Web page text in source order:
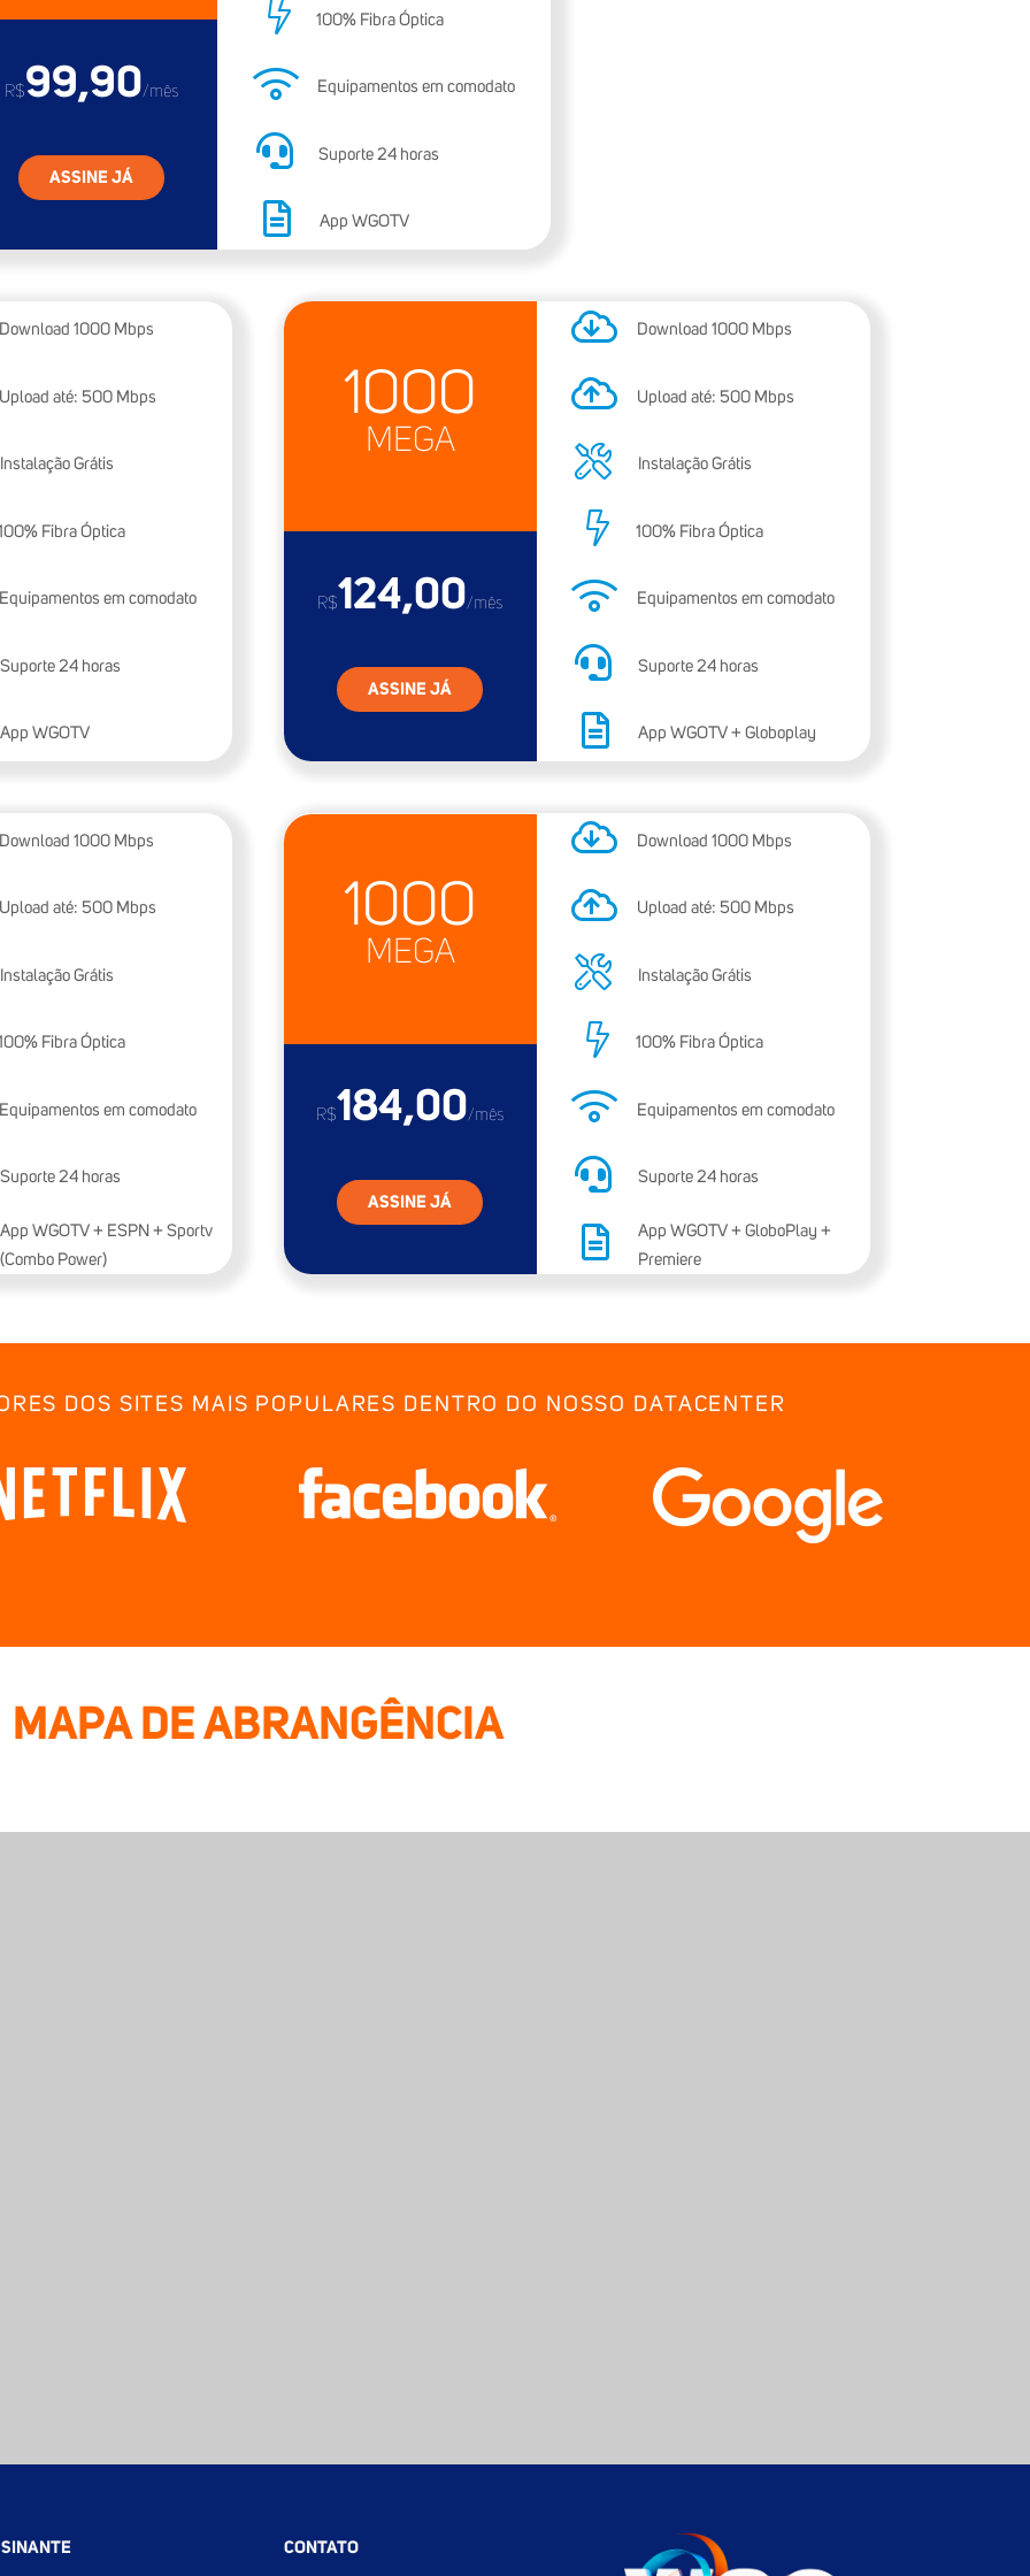
R$99,90/mês
ASSINE JÁ
100% Fibra Óptica
Equipamentos em comodato
Suporte 24 horas
App WGOTV
1000 Mbps
até: 500 Mbps
Instalação Grátis
Fibra Óptica
em comodato
Suporte 24 horas
App WGOTV
1000
MEGA
R$124,00/mês
ASSINE JÁ
Download 1000 Mbps
Upload até: 500 Mbps
Instalação Grátis
100% Fibra Óptica
Equipamentos em comodato
Suporte 24 horas
App WGOTV + Globoplay
1000 Mbps
até: 500 Mbps
Instalação Grátis
Fibra Óptica
em comodato
Suporte 24 horas
App WGOTV + ESPN + Sportv
(Combo Power)
1000
MEGA
R$184,00/mês
ASSINE JÁ
Download 1000 Mbps
Upload até: 500 Mbps
Instalação Grátis
100% Fibra Óptica
Equipamentos em comodato
Suporte 24 horas
App WGOTV + GloboPlay +
Premiere
DOS SITES MAIS POPULARES DENTRO DO NOSSO DATACENTER
MAPA DE ABRANGÊNCIA
CONTATO